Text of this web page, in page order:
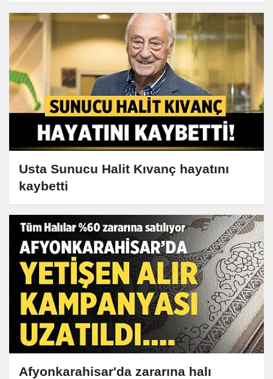
Usta Sunucu Halit Kıvanç hayatını
kaybetti
Afyonkarahisar'da zararına halı